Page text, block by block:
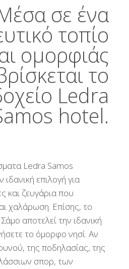
σε ένα
τοπίο
ομορφιάς
το
Ledra
hotel.
Ledra Samos
επιλογή για
και ζευγάρια που
χαλάρωση. Επίσης, το
αποτελεί την ιδανική
το όμορφο νησί. Αν
της ποδηλασίας, της
σπορ, των